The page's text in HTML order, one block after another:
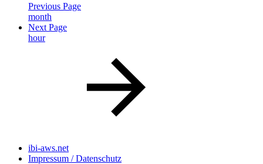
Previous Page
month
Next Page
hour
ibi-aws.net
Impressum / Datenschutz